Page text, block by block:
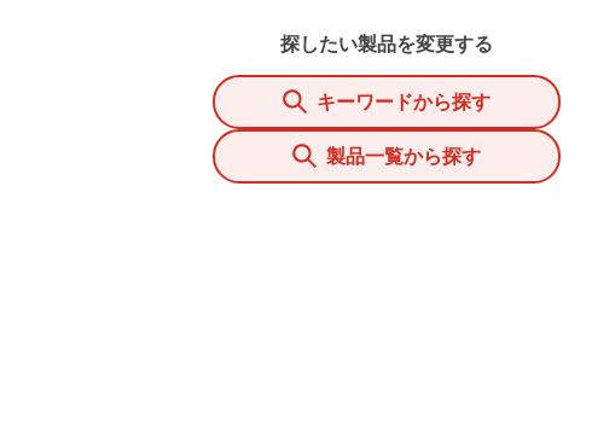
探したい製品を変更する
キーワードから探す
製品一覧から探す